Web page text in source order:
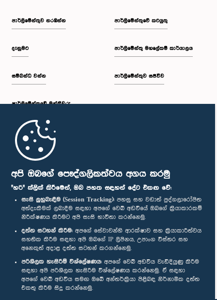
අපි ඔබගේ පෞද්ගලිකත්වය අගය කරමු
"හරි" ක්ලික් කිරීමෙන්, ඔබ පහත සඳහන් දේට එකඟ වේ:
සැසි ලුහුබැඳීම (Session Tracking): පහසු සහ වඩාත් පුද්ගලාරෝපිත
අත්දැකීමක් ලබාදීම සඳහා අපගේ වෙබ් අඩවියේ ඔබගේ ක්‍රියාකාරකම්
නිරීක්ෂණය කිරීමට අපි සැසි භාවිතා කරන්නෙමු.
දත්ත සටහන් කිරීම: අපගේ සේවාවන්හි ආරක්ෂාව සහ ක්‍රියාකාරීත්වය
සහතික කිරීම සඳහා අපි ඔබගේ IP ලිපිනය, උපාංග විස්තර සහ
අනෙකුත් අදාළ දත්ත සටහන් කරගන්නෙමු.
පරිශීලක හැසිරීම් විශ්ලේෂණය: අපගේ වෙබ් අඩවිය වැඩිදියුණු කිරීම
සඳහා අපි පරිශීලක හැසිරීම විශ්ලේෂණය කරන්නෙමු. ඒ සඳහා
අපගේ වෙබ් අඩවිය සමඟ ඔබේ අන්තර්ක්‍රියා පිළිබඳ නිර්නාමික දත්ත
එකතු කිරීම සිදු කරන්නෙමු.
පාර්ලි‌මේන්තුව නරඹන්න
දැනුමට
සම්බන්ධ වන්න
පාර්ලි‌මේන්තුවේ මන්ත්‍රීවරු
මුල් පිටුව
පාර්ලිමේන්තුවේ කටයුතු
පාර්ලිමේන්තු මහලේකම් කාර්යාලය
පාර්ලිමේන්තුව සජීවීව
පාර්ලිමේන්තු ජංගම යෙදුම
අප හා සම්බන්ධ වී සිටින්න :
සම්මාන
පෞද්ගලිකත්ව ප්‍රතිපත්තිය